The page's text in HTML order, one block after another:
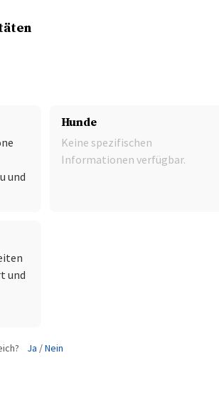
und
Hunde
Keine spezifischen
Informationen verfügbar.
und
Ja /Nein